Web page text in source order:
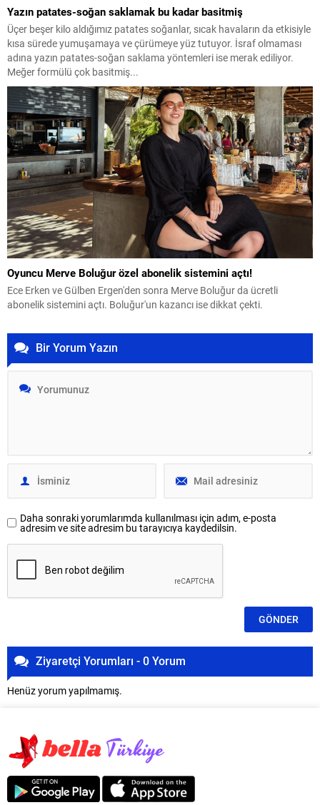
Yazın patates-soğan saklamak bu kadar basitmiş
Üçer beşer kilo aldığımız patates soğanlar, sıcak havaların da etkisiyle
kısa sürede yumuşamaya ve çürümeye yüz tutuyor. İsraf olmaması
adına yazın patates-soğan saklama yöntemleri ise merak ediliyor.
Meğer formülü çok basitmiş...
Oyuncu Merve Boluğur özel abonelik sistemini açtı!
Ece Erken ve Gülben Ergen'den sonra Merve Boluğur da ücretli
abonelik sistemini açtı. Boluğur'un kazancı ise dikkat çekti.
Bir Yorum Yazın
Daha sonraki yorumlarımda kullanılması için adım, e-posta
adresim ve site adresim bu tarayıcıya kaydedilsin.
Ziyaretçi Yorumları - 0 Yorum
Henüz yorum yapılmamış.